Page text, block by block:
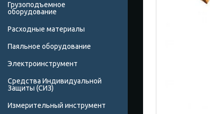
Грузоподъемное
оборудование
Расходные материалы
Паяльное оборудование
Электроинструмент
Средства Индивидуальной
Защиты (СИЗ)
Измерительный инструмент